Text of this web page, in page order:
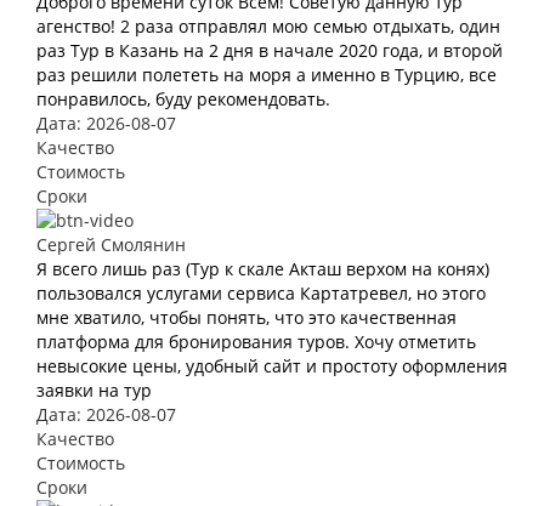
агенство! 2 раза отправлял мою семью отдыхать, один
раз Тур в Казань на 2 дня в начале 2020 года, и второй
раз решили полететь на моря а именно в Турцию, все
понравилось, буду рекомендовать.
Дата: 2026-08-07
Качество
Стоимость
Сроки
Сергей Смолянин
Я всего лишь раз (Тур к скале Акташ верхом на конях)
пользовался услугами сервиса Картатревел, но этого
мне хватило, чтобы понять, что это качественная
платформа для бронирования туров. Хочу отметить
невысокие цены, удобный сайт и простоту оформления
заявки на тур
Дата: 2026-08-07
Качество
Стоимость
Сроки